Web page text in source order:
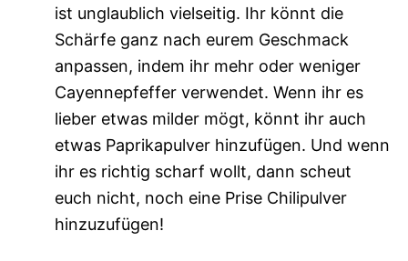
ist unglaublich vielseitig. Ihr könnt die
Schärfe ganz nach eurem Geschmack
anpassen, indem ihr mehr oder weniger
Cayennepfeffer verwendet. Wenn ihr es
lieber etwas milder mögt, könnt ihr auch
etwas Paprikapulver hinzufügen. Und wenn
ihr es richtig scharf wollt, dann scheut
euch nicht, noch eine Prise Chilipulver
hinzuzufügen!